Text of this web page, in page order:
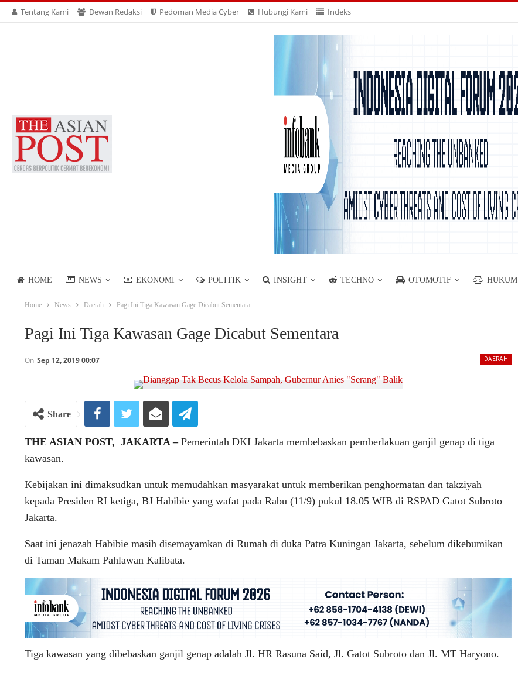
Tentang Kami Dewan Redaksi Pedoman Media Cyber Hubungi Kami Indeks
HOME NEWS EKONOMI POLITIK INSIGHT TECHNO OTOMOTIF HUKUM
LIFESTYLE ASIANPOSTTV
Home News Daerah Pagi Ini Tiga Kawasan Gage Dicabut Sementara
Pagi Ini Tiga Kawasan Gage Dicabut Sementara
DAERAH
On Sep 12, 2019 00:07
Share
THE ASIAN POST, JAKARTA –Pemerintah DKI Jakarta membebaskan pemberlakuan ganjil genap di tiga
kawasan.
Kebijakan ini dimaksudkan untuk memudahkan masyarakat untuk memberikan penghormatan dan takziyah
kepada Presiden RI ketiga, BJ Habibie yang wafat pada Rabu (11/9) pukul 18.05 WIB di RSPAD Gatot Subroto
Jakarta.
Saat ini jenazah Habibie masih disemayamkan di Rumah di duka Patra Kuningan Jakarta, sebelum dikebumikan
di Taman Makam Pahlawan Kalibata.
Tiga kawasan yang dibebaskan ganjil genap adalah Jl. HR Rasuna Said, Jl. Gatot Subroto dan Jl. MT Haryono.